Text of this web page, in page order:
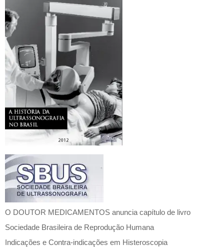
O DOUTOR MEDICAMENTOS anuncia capítulo de livro
Sociedade Brasileira de Reprodução Humana
Indicações e Contra-indicações em Histeroscopia